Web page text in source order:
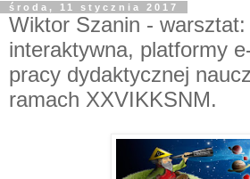
środa, 11 stycznia 2017
Wiktor Szanin - warsztat:
interaktywna, platformy
pracy dydaktycznej
ramach XXVIKKSNM.